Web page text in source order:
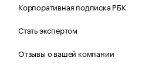
Корпоративная подписка РБК
Стать экспертом
Отзывы о вашей компании